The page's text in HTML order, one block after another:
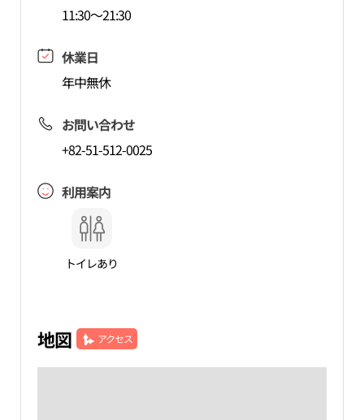
11:30～21:30
休業日
年中無休
お問い合わせ
+82-51-512-0025
利用案内
トイレあり
地図 アクセス